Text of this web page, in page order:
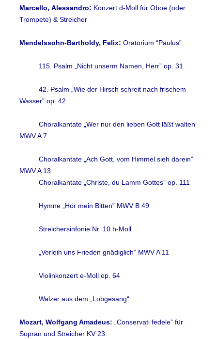
Marcello, Alessandro: Konzert d-Moll für Oboe (oder
Trompete) & Streicher
Mendelssohn-Bartholdy, Felix: Oratorium “Paulus”
115. Psalm „Nicht unserm Namen, Herr” op. 31
42. Psalm „Wie der Hirsch schreit nach frischem
Wasser” op. 42
Choralkantate „Wer nur den lieben Gott läßt walten”
MWV A 7
Choralkantate „Ach Gott, vom Himmel sieh darein”
MWV A 13
Choralkantate „Christe, du Lamm Gottes” op. 111
Hymne „Hör mein Bitten” MWV B 49
Streichersinfonie Nr. 10 h-Moll
„Verleih uns Frieden gnädiglich” MWV A 11
Violinkonzert e-Moll op. 64
Walzer aus dem „Lobgesang“
Mozart, Wolfgang Amadeus:
„Conservati fedele” für
Sopran und Streicher KV 23